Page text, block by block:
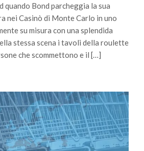
quando Bond parcheggia la sua
nei Casinò di Monte Carlo in uno
su misura con una splendida
stessa scena i tavoli della roulette
che scommettono e il […]